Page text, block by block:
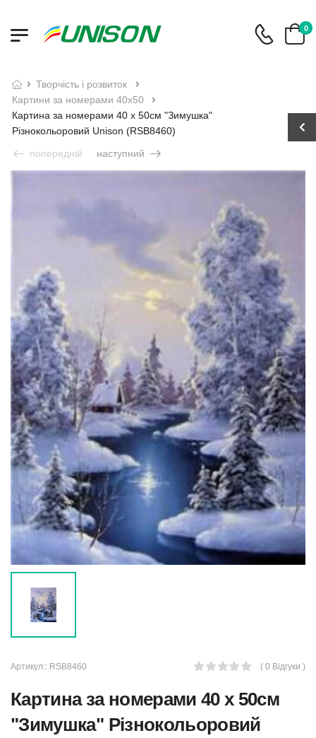
0
творчість і розвиток
картини за номерами 40х50
Картина за номерами 40 х 50см "Зимушка"
Різнокольоровий Unison (RSB8460)
попередній
наступний
Артикул:: RSB8460 ( 0 Відгуки )
Картина за номерами 40 х 50см
"Зимушка" Різнокольоровий